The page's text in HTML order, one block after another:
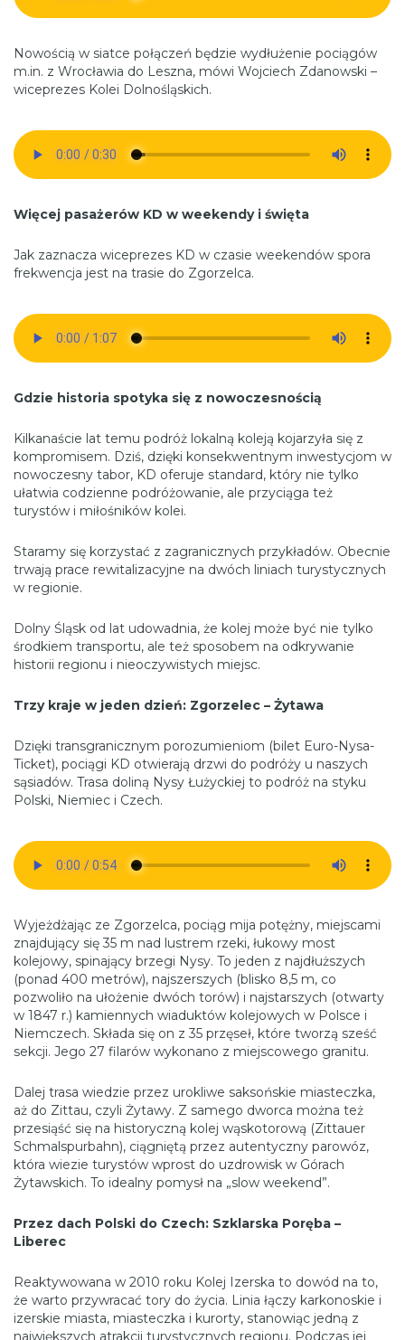
Nowością w siatce połączeń będzie wydłużenie pociągów
m.in. z Wrocławia do Leszna, mówi Wojciech Zdanowski –
wiceprezes Kolei Dolnośląskich.
Więcej pasażerów KD w weekendy i święta
Jak zaznacza wiceprezes KD w czasie weekendów spora
frekwencja jest na trasie do Zgorzelca.
Gdzie historia spotyka się z nowoczesnością
Kilkanaście lat temu podróż lokalną koleją kojarzyła się z
kompromisem. Dziś, dzięki konsekwentnym inwestycjom w
nowoczesny tabor, KD oferuje standard, który nie tylko
ułatwia codzienne podróżowanie, ale przyciąga też
turystów i miłośników kolei.
Staramy się korzystać z zagranicznych przykładów. Obecnie
trwają prace rewitalizacyjne na dwóch liniach turystycznych
w regionie.
Dolny Śląsk od lat udowadnia, że kolej może być nie tylko
środkiem transportu, ale też sposobem na odkrywanie
historii regionu i nieoczywistych miejsc.
Trzy kraje w jeden dzień: Zgorzelec – Żytawa
Dzięki transgranicznym porozumieniom (bilet Euro-Nysa-
Ticket), pociągi KD otwierają drzwi do podróży u naszych
sąsiadów. Trasa doliną Nysy Łużyckiej to podróż na styku
Polski, Niemiec i Czech.
Wyjeżdżając ze Zgorzelca, pociąg mija potężny, miejscami
znajdujący się 35 m nad lustrem rzeki, łukowy most
kolejowy, spinający brzegi Nysy. To jeden z najdłuższych
(ponad 400 metrów), najszerszych (blisko 8,5 m, co
pozwoliło na ułożenie dwóch torów) i najstarszych (otwarty
w 1847 r.) kamiennych wiaduktów kolejowych w Polsce i
Niemczech. Składa się on z 35 przęseł, które tworzą sześć
sekcji. Jego 27 filarów wykonano z miejscowego granitu.
Dalej trasa wiedzie przez urokliwe saksońskie miasteczka,
aż do Zittau, czyli Żytawy. Z samego dworca można też
przesiąść się na historyczną kolej wąskotorową (Zittauer
Schmalspurbahn), ciągniętą przez autentyczny parowóz,
która wiezie turystów wprost do uzdrowisk w Górach
Żytawskich. To idealny pomysł na „slow weekend”.
Przez dach Polski do Czech: Szklarska Poręba –
Liberec
Reaktywowana w 2010 roku Kolej Izerska to dowód na to,
że warto przywracać tory do życia. Linia łączy karkonoskie i
izerskie miasta, miasteczka i kurorty, stanowiąc jedną z
największych atrakcji turystycznych regionu. Podczas jej